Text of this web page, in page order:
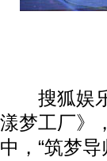
搜狐娱乐
漾梦工厂》
中，“筑梦导